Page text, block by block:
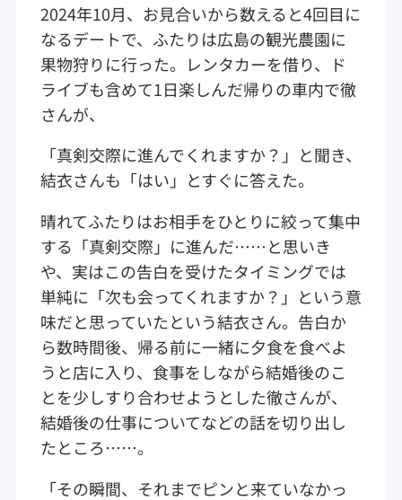
2024年10月、お見合いから数えると4回目に
なるデートで、ふたりは広島の観光農園に
果物狩りに行った。レンタカーを借り、ド
ライブも含めて1日楽しんだ帰りの車内で徹
さんが、
「真剣交際に進んでくれますか？」と聞き、
結衣さんも「はい」とすぐに答えた。
晴れてふたりはお相手をひとりに絞って集中
する「真剣交際」に進んだ……と思いき
や、実はこの告白を受けたタイミングでは
単純に「次も会ってくれますか？」という意
味だと思っていたという結衣さん。告白か
ら数時間後、帰る前に一緒に夕食を食べよ
うと店に入り、食事をしながら結婚後のこ
とを少しすり合わせようとした徹さんが、
結婚後の仕事についてなどの話を切り出し
たところ……。
「その瞬間、それまでピンと来ていなかっ